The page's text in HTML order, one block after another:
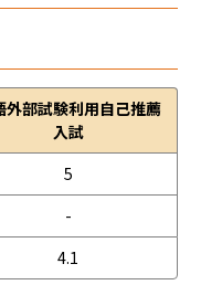
外部試験利用自己推薦
入試
5
-
4.1